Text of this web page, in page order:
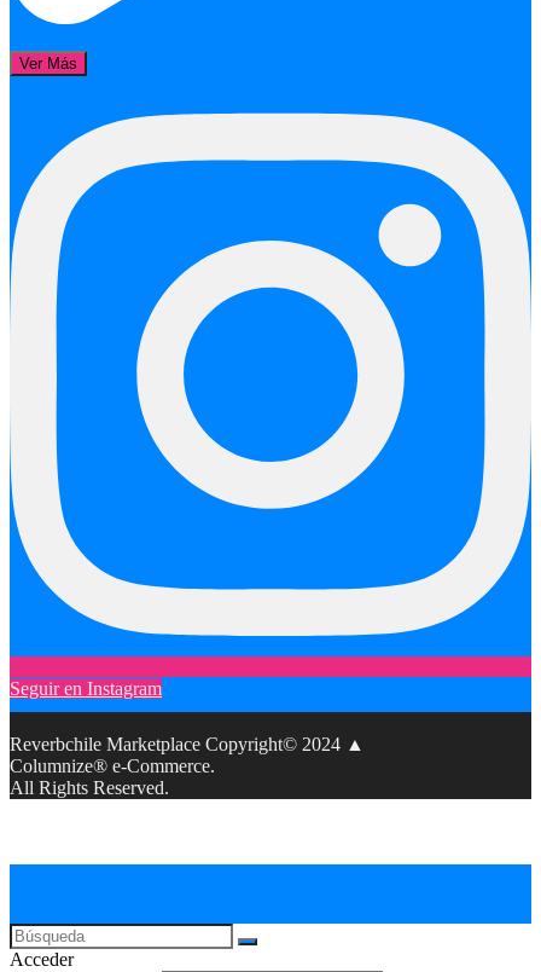
Ver Más
Seguir en Instagram
Reverbchile Marketplace Copyright© 2024 ▲
Columnize® e-Commerce.
All Rights Reserved.
Acceder